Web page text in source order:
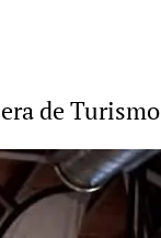
de Turismo